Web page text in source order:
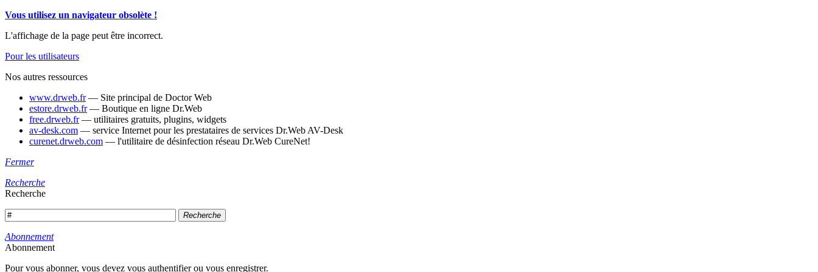
Vous utilisez un navigateur obsolète !
L'affichage de la page peut être incorrect.
Pour les utilisateurs
Nos autres ressources
www.drweb.fr— Site principal de Doctor Web
estore.drweb.fr— Boutique en ligne Dr.Web
free.drweb.fr— utilitaires gratuits, plugins, widgets
av-desk.com — service Internet pour les prestataires de services Dr.Web AV-Desk
curenet.drweb.com — l'utilitaire de désinfection réseau Dr.Web CureNet!
Fermer
Recherche
Recherche
Recherche
Abonnement
Abonnement
Pour vous abonner, vous devez vous authentifier ou vous enregistrer.